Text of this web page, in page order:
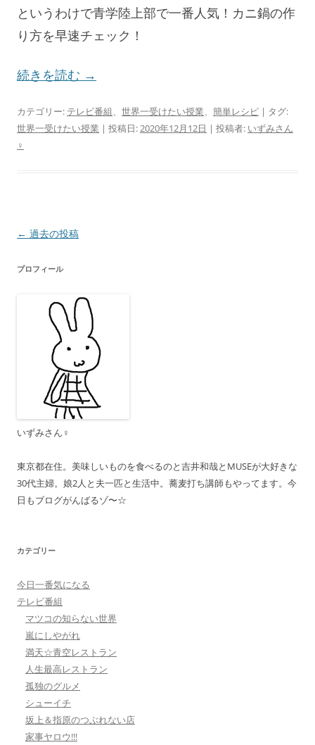
というわけで青学陸上部で一番人気！カニ鍋の作
り方を早速チェック！
続きを読む →
カテゴリー: テレビ番組、 世界一受けたい授業、 簡単レシピ | タグ:
世界一受けたい授業 | 投稿日:2020年12月12日 | 投稿者: いずみさん
♀
投
ナ
← 過去の投稿
プロフィール
いずみさん♀
東京都在住。美味しいものを食べるのと吉井和哉とMUSEが大好きな
30代主婦。娘2人と夫一匹と生活中。蕎麦打ち講師もやってます。今
日もブログがんばるゾ〜☆
カテゴリー
今日一番気になる
テレビ番組
マツコの知らない世界
嵐にしやがれ
満天☆青空レストラン
人生最高レストラン
孤独のグルメ
シューイチ
坂上＆指原のつぶれない店
家事ヤロウ!!!